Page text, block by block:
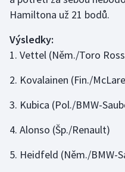
Parasport
Plavání
Plážový volejbal
Ragby
Rychlobruslení
Rychlostní kanoistika
Hamiltona už 21 bodů.
Výsledky:
1. Vettel (Něm./Toro
2. Kovalainen (Fin./
3. Kubica (Pol./BMW-
4. Alonso (Šp./Renault)
5. Heidfeld (Něm./BMW-